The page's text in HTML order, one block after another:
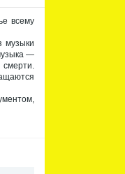
всему
музыки
—
смерти.